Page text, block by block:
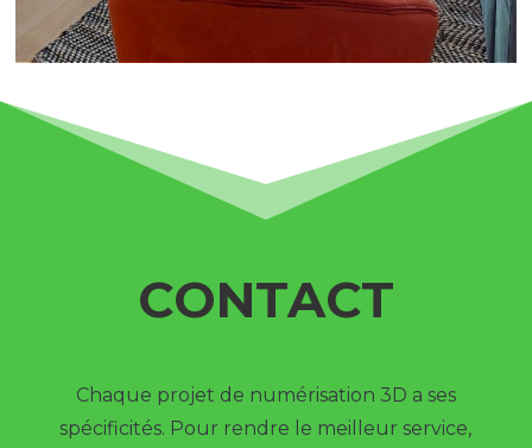
CONTACT
Chaque projet de numérisation 3D a ses
spécificités. Pour rendre le meilleur service,